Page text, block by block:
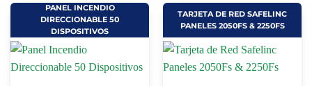
PANEL INCENDIO
DIRECCIONABLE 50
DISPOSITIVOS
TARJETA DE RED SAFELINC
PANELES 2050FS & 2250FS